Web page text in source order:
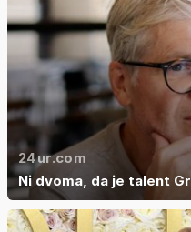
24ur.com
Ni dvoma, da je talent